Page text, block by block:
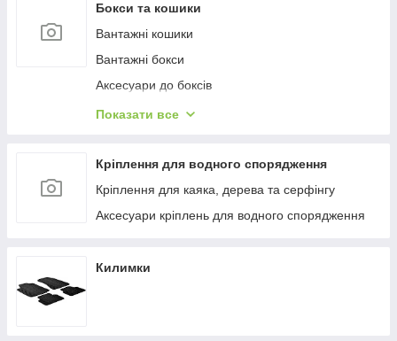
Бокси та кошики
Вантажні кошики
Вантажні бокси
Аксесуари до боксів
Палатки на дах
Бокси на фаркоп
Показати все
Кріплення для водного спорядження
Кріплення для каяка, дерева та серфінгу
Аксесуари кріплень для водного спорядження
Килимки